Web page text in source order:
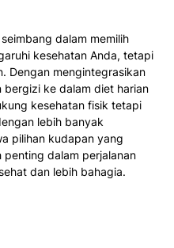
dalam memilih
kesehatan Anda, tetapi
Dengan mengintegrasikan
ke dalam diet harian
kesehatan fisik tetapi
lebih banyak
pilihan kudapan yang
dalam perjalanan
dan lebih bahagia.